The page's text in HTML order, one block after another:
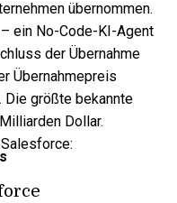
übernommen.
– ein No-Code-KI-Agent
der Übernahme
Übernahmepreis
Die größte bekannte
Dollar.